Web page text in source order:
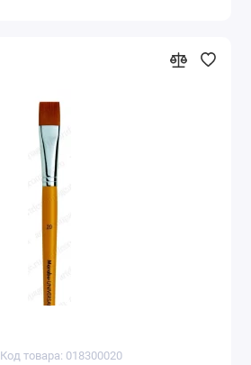
Код товара: 018300020